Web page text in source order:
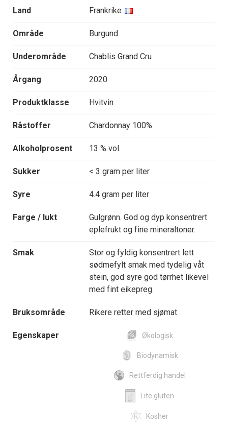
Land Frankrike
Område Burgund
Underområde Chablis Grand Cru
Årgang 2020
Produktklasse Hvitvin
Råstoffer Chardonnay 100%
Alkoholprosent 13 % vol.
Sukker < 3 gram per liter
Syre 4.4 gram per liter
Farge / lukt
Gulgrønn. God og dyp konsentrert
eplefrukt og fine mineraltoner.
Smak
Stor og fyldig konsentrert lett
sødmefylt smak med tydelig våt
stein, god syre god tørrhet likevel
med fint eikepreg.
Bruksområde Rikere retter med sjømat
Egenskaper Økologisk
Biodynamisk
Rettferdig handel
Lite gluten
Kosher